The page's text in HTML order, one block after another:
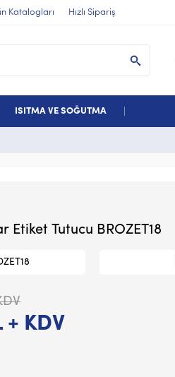
Katalogları Hızlı Sipariş
ISITMA VE SOĞUTMA
Etiket Tutucu BROZET18
+ KDV